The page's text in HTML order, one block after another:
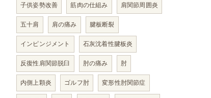
子供姿勢改善 筋肉の仕組み 肩関節周囲炎
五十肩 肩の痛み 腱板断裂
インピンジメント 石灰沈着性腱板炎
反復性肩関節脱臼 肘の痛み 肘
内側上顆炎 ゴルフ肘 変形性肘関節症